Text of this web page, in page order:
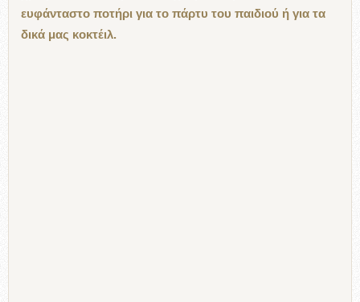
ευφάνταστο ποτήρι για το πάρτυ του παιδιού ή για τα
δικά μας κοκτέιλ.